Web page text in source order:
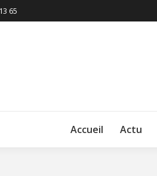
65
Accueil Actu